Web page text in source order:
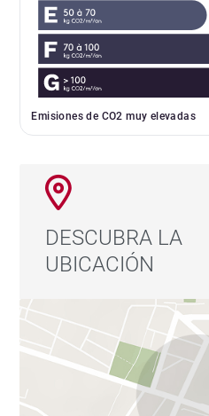
Emisiones de CO2 muy elevadas
DESCUBRA LA
UBICACIÓN